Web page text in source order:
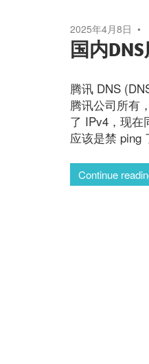
2025年4月8日
国内
腾讯 DNS
腾讯公司所有
了 IPv4，现在
应该是禁 ping
Continue